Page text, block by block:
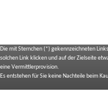
Die mit Sternchen (*) gekennzeichneten
solchen Link klicken und auf der Zielseite
eine Vermittlerprovision.
Es entstehen für Sie keine Nachteile beim